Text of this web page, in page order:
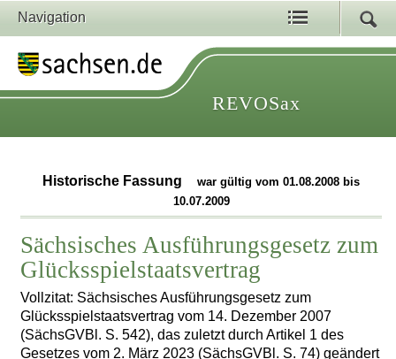
Navigation
REVOSax
Historische Fassung
war gültig vom 01.08.2008 bis
10.07.2009
Sächsisches Ausführungsgesetz zum
Glücksspielstaatsvertrag
Vollzitat: Sächsisches Ausführungsgesetz zum
Glücksspielstaatsvertrag vom 14. Dezember 2007
(SächsGVBl. S. 542), das zuletzt durch Artikel 1 des
Gesetzes vom 2. März 2023 (SächsGVBl. S. 74) geändert